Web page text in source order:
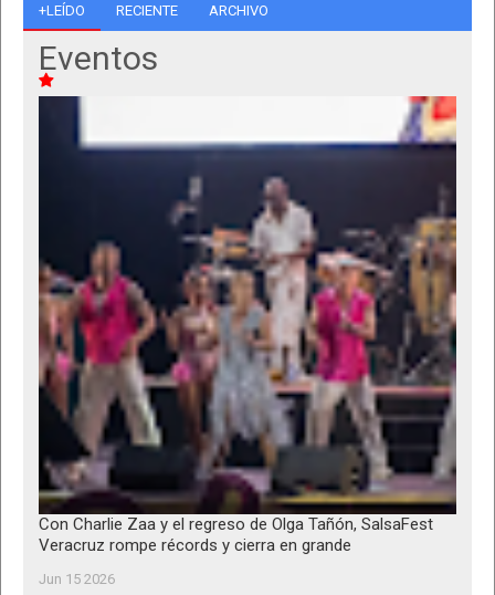
+LEÍDO RECIENTE ARCHIVO
Eventos
Con Charlie Zaa y el regreso de Olga Tañón, SalsaFest
Veracruz rompe récords y cierra en grande
Jun 15 2026